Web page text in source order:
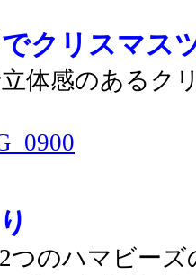
クリスマス
体感のあるク
つのハマビー